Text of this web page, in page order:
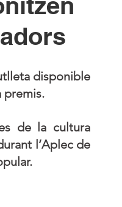
disponible
premis.
de la cultura
l’Aplec de